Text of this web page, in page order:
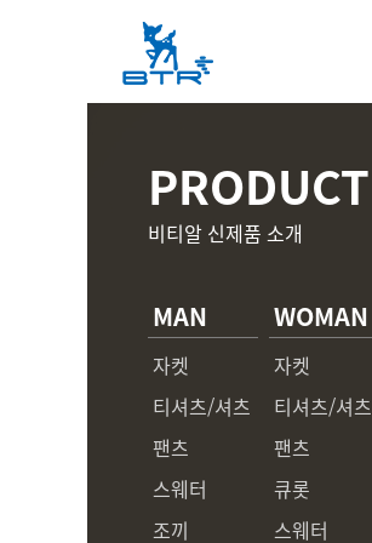
PRODUCT
비티알 신제품 소개
MAN
자켓
티셔츠/셔츠
팬츠
스웨터
조끼
WOMAN
자켓
티셔츠/셔츠
팬츠
큐롯
스웨터